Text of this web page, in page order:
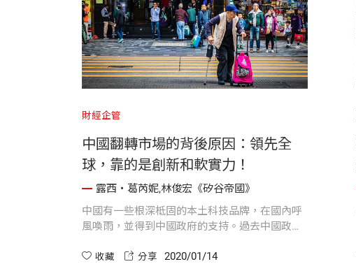
財經企管
中國翻轉市場的背後原因：領先全
球，靠的是創新和軟實力！
露西・葛芮妮,林俊宏《矽谷帝國》
中國有一些根深柢固的本土科技品牌，在國內呼
風喚雨，並得到中國政府的支持。過去中國政府
市場，而讓本土品牌站穩腳步。而在隱私與審查
收藏 分享 2020/01/14